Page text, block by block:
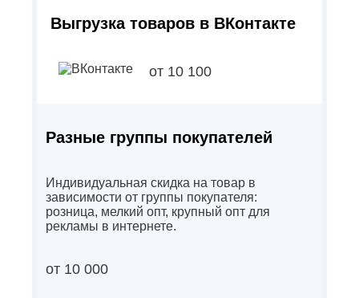
Выгрузка товаров в ВКонтакте
от 10 100
Разные группы покупателей
Индивидуальная скидка на товар в
зависимости от группы покупателя:
розница, мелкий опт, крупный опт для
рекламы в интернете.
от 10 000